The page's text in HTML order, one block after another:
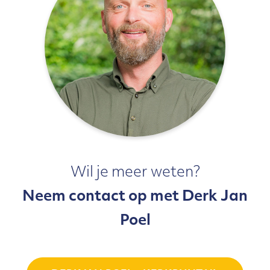
Wil je meer weten?
Neem contact op met Derk Jan
Poel